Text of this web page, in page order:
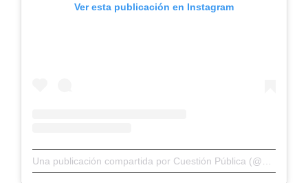
Ver esta publicación en Instagram